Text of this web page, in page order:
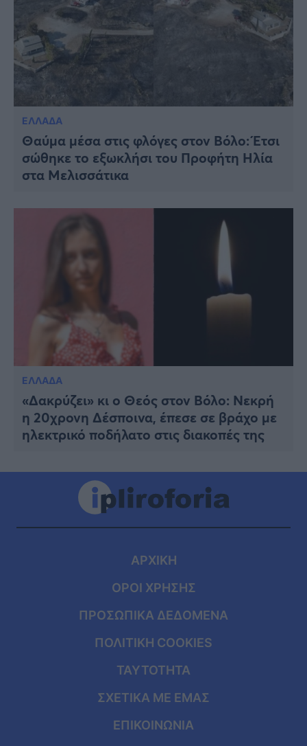
ΕΛΛΑΔΑ
Θαύμα μέσα στις φλόγες στον Βόλο: Έτσι
σώθηκε το εξωκλήσι του Προφήτη Ηλία
στα Μελισσάτικα
ΕΛΛΑΔΑ
«Δακρύζει» κι ο Θεός στον Βόλο: Νεκρή
η 20χρονη Δέσποινα, έπεσε σε βράχο με
ηλεκτρικό ποδήλατο στις διακοπές της
ΑΡΧΙΚΗ
ΟΡΟΙ ΧΡΗΣΗΣ
ΠΡΟΣΩΠΙΚΑ ΔΕΔΟΜΕΝΑ
ΠΟΛΙΤΙΚΗ COOKIES
ΤΑΥΤΟΤΗΤΑ
ΣΧΕΤΙΚΑ ΜΕ ΕΜΑΣ
ΕΠΙΚΟΙΝΩΝΙΑ